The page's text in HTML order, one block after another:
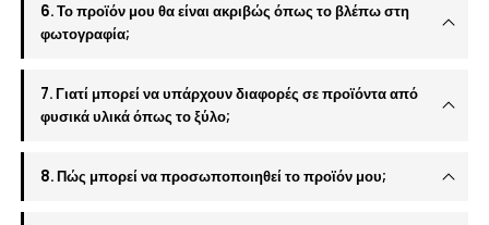
6. Το προϊόν μου θα είναι ακριβώς όπως το βλέπω στη
φωτογραφία;
7. Γιατί μπορεί να υπάρχουν διαφορές σε προϊόντα από
φυσικά υλικά όπως το ξύλο;
8. Πώς μπορεί να προσωποποιηθεί το προϊόν μου;